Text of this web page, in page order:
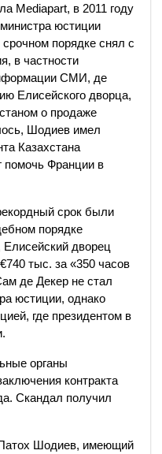
Mediapart, в 2011 году
юстиции
порядке снял с
в частности
СМИ, де
Елисейского дворца,
о продаже
Шодиев имел
Казахстана
помочь Франции в
срок были
порядке
дворец
тыс. за «350 часов
де Декер не стал
юстиции, однако
где президентом в
органы
контракта
Скандал получил
Шодиев, имеющий